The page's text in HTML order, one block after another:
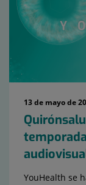
13 de mayo de
YouHealth se